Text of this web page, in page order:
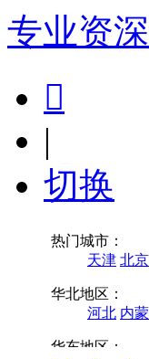
专业资深

|
切换